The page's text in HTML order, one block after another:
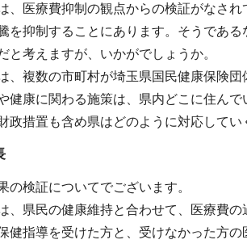
、医療費抑制の観点からの検証がなさ
を抑制することにあります。そうであ
と考えますが、いかがでしょうか。
、複数の市町村が埼玉県国民健康保険
健康に関わる施策は、県内どこに住ん
政措置も含め県はどのように対応してい
の検証についてでございます。
、県民の健康維持と合わせて、医療費
健指導を受けた方と、受けなかった方の